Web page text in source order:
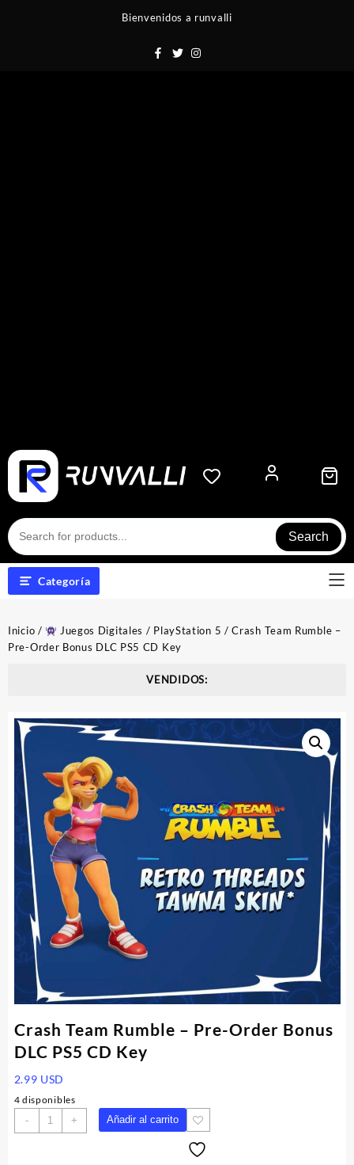
Bienvenidos a runvalli
Search
Categoría
Inicio / Juegos Digitales / PlayStation 5 / Crash Team Rumble –
Pre-Order Bonus DLC PS5 CD Key
VENDIDOS:
Crash Team Rumble – Pre-Order Bonus
DLC PS5 CD Key
2.99 USD
4 disponibles
-
Crash
Team
+ Añadir al carrito